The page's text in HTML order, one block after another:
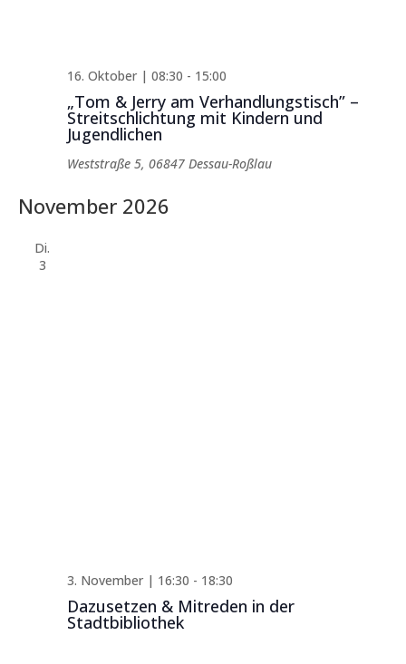
„Tom & Jerry am Verhandlungstisch” –
Streitschlichtung mit Kindern und
Jugendlichen
16. Oktober | 08:30 - 15:00
Weststraße 5, 06847 Dessau-Roßlau
November 2026
Di.
3
Dazusetzen & Mitreden in der
Stadtbibliothek
3. November | 16:30 - 18:30